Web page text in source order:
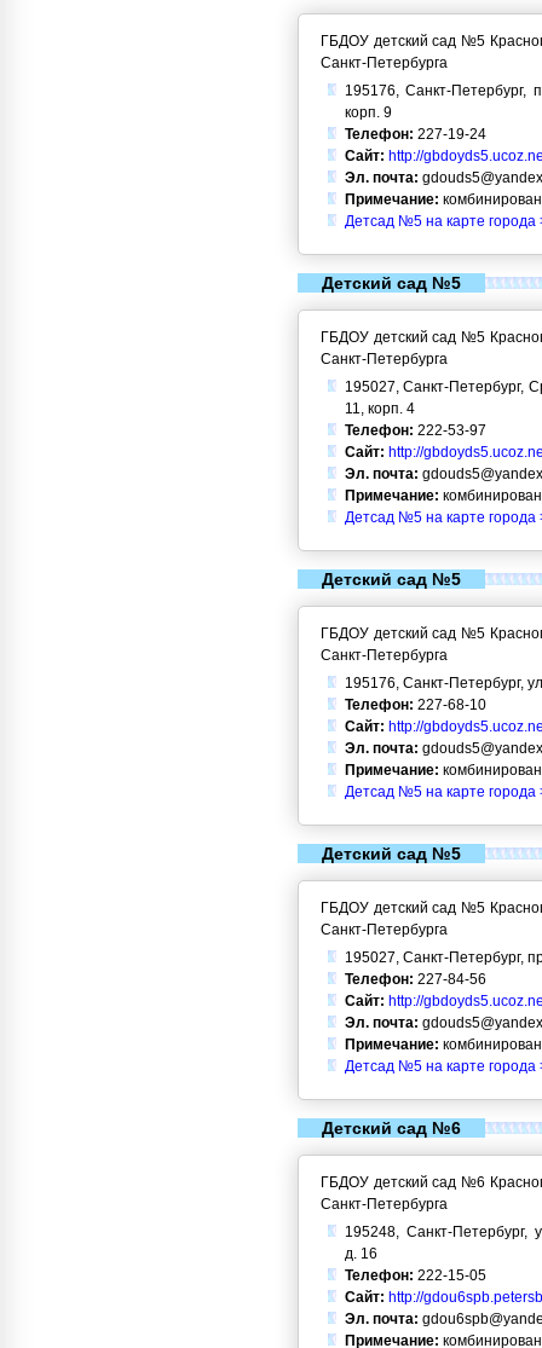
ГБДОУ детский сад №5
Санкт-Петербурга
195176, Санкт-Петербург,
корп. 9
Телефон: 227-19-24
Сайт: http://
Эл. почта:
Примечание:
Детсад №5 на карте города
Детский сад №5
ГБДОУ детский сад №5
Санкт-Петербурга
195027, Санкт-Петербург,
11, корп. 4
Телефон: 222-53-97
Сайт: http://
Эл. почта:
Примечание:
Детсад №5 на карте города
Детский сад №5
ГБДОУ детский сад №5
Санкт-Петербурга
195176, Санкт-Петербург,
Телефон: 227-68-10
Сайт: http://
Эл. почта:
Примечание:
Детсад №5 на карте города
Детский сад №5
ГБДОУ детский сад №5
Санкт-Петербурга
195027, Санкт-Петербург,
Телефон: 227-84-56
Сайт: http://
Эл. почта:
Примечание:
Детсад №5 на карте города
Детский сад №6
ГБДОУ детский сад №6
Санкт-Петербурга
195248, Санкт-
д. 16
Телефон: 222-15-05
Сайт: http://
Эл. почта:
Примечание: